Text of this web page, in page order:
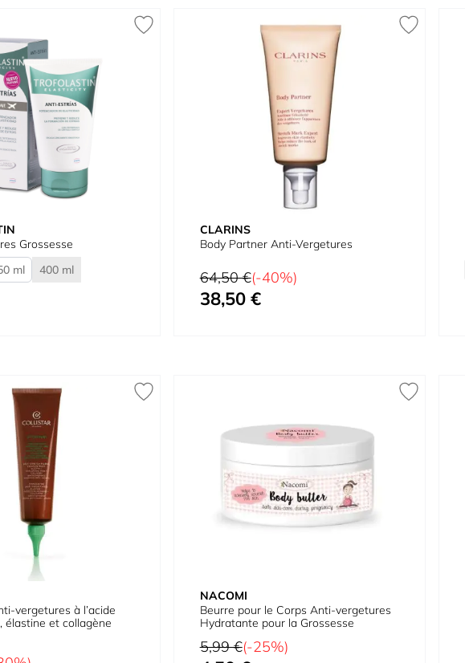
Grossesse
ml 400 ml
CLARINS
Body Partner Anti-Vergetures
Prix normal
64,50 €(-40%)
Prix spécial
38,50 €
vergetures à l’acide
élastine et collagène
NACOMI
Beurre pour le Corps Anti-vergetures
Hydratante pour la Grossesse
Prix normal
5,99 €(-25%)